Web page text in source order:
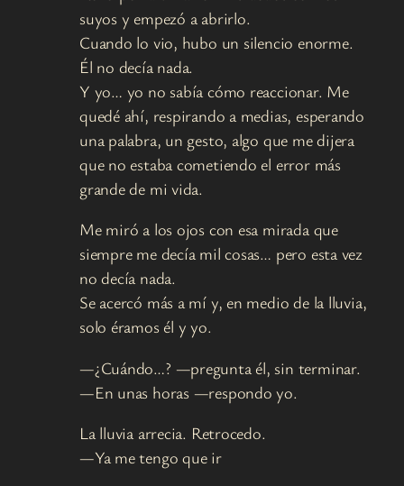
suyos y empezó a abrirlo.
Cuando lo vio, hubo un silencio enorme.
Él no decía nada.
Y yo… yo no sabía cómo reaccionar. Me
quedé ahí, respirando a medias, esperando
una palabra, un gesto, algo que me dijera
que no estaba cometiendo el error más
grande de mi vida.
Me miró a los ojos con esa mirada que
siempre me decía mil cosas… pero esta vez
no decía nada.
Se acercó más a mí y, en medio de la lluvia,
solo éramos él y yo.
—¿Cuándo…? —pregunta él, sin terminar.
—En unas horas —respondo yo.
La lluvia arrecia. Retrocedo.
—Ya me tengo que ir